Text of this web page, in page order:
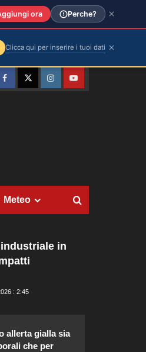
FacebookTwitterInstagramYouTube
Meteo
in
: 2:45
allerta gialla sia
che per
ora Perche?
Clicca qui per inserire i tuoi dati